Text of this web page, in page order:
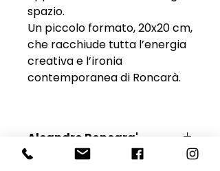
spazio.
Un piccolo formato, 20x20 cm,
che racchiude tutta l’energia
creativa e l’ironia
contemporanea di Roncarà.
Aleandro Roncara'
Scopri l'Artista